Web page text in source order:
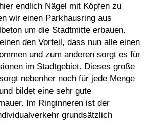
endlich Nägel mit Köpfen zu
wir einen Parkhausring aus
um die Stadtmitte erbauen.
den Vorteil, dass nun alle einen
und zum anderen sorgt es für
im Stadtgebiet. Dieses große
nebenher noch für jede Menge
bildet eine sehr gute
Im Ringinneren ist der
grundsätzlich